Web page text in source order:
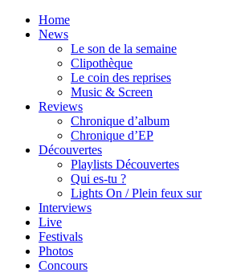
Home
News
Le son de la semaine
Clipothèque
Le coin des reprises
Music & Screen
Reviews
Chronique d’album
Chronique d’EP
Découvertes
Playlists Découvertes
Qui es-tu ?
Lights On / Plein feux sur
Interviews
Live
Festivals
Photos
Concours